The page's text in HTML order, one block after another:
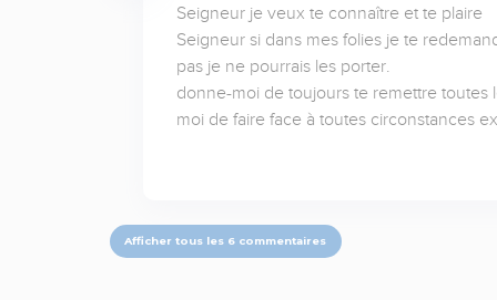
Seigneur je veux te connaître et te plaire
Seigneur si dans mes folies je te
pas je ne pourrais les porter.
donne-moi de toujours te remettre
moi de faire face à toutes circonstances
Afficher tous les 6 commentaires